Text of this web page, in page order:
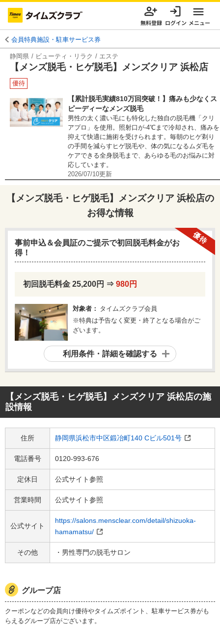
無料登録 ログイン メニュー
会員特典施設・駐車サービス券
静岡県 ビューティ・リラク エステ
【メンズ脱毛・ヒゲ脱毛】メンズクリア 浜松店
優待
【累計脱毛実績810万回突破！】痛みも少なくス
ピーディーなメンズ脱毛
男性の太く濃い毛にも特化した独自の脱毛機「クリ
アプロ」を使用。照射口が-4℃まで冷却され、痛みを
抑えて快適に施術を受けられます。毎朝のヒゲ剃り
の手間を減らすヒゲ脱毛や、体の気になるムダ毛を
ケアできる全身脱毛まで、あらゆる毛のお悩みに対
応しています。
2026/07/10更新
【メンズ脱毛・ヒゲ脱毛】メンズクリア 浜松店の
お得な情報
優待
事前申込＆会員証のご提示で初回脱毛料金がお
得！
初回脱毛料金 25,200円 ⇒ 980円
対象者： タイムズクラブ会員
※特典は予告なく変更・終了となる場合がご
ざいます。
利用条件・詳細を確認する
【メンズ脱毛・ヒゲ脱毛】メンズクリア 浜松店の施
設情報
住所 静岡県浜松市中区鍛冶町140 Cビル501号
電話番号 0120-993-676
定休日 公式サイト参照
営業時間 公式サイト参照
公式サイト
https://salons.mensclear.com/detail/shizuoka-
hamamatsu/
その他 ・男性専門の脱毛サロン
グループ店
クーポンなどの会員向け優待やタイムズポイント、駐車サービス券がも
らえるグループ店がございます。